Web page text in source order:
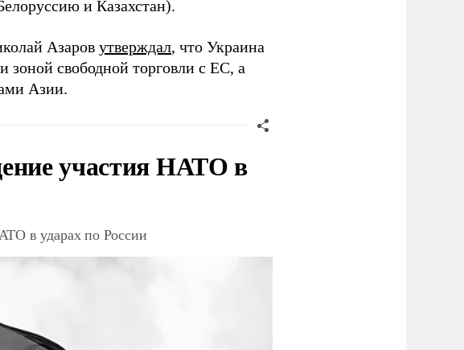
и Казахстан).
Азаров утверждал, что Украина
свободной торговли с ЕС, а
Азии.
участия НАТО в
в ударах по России